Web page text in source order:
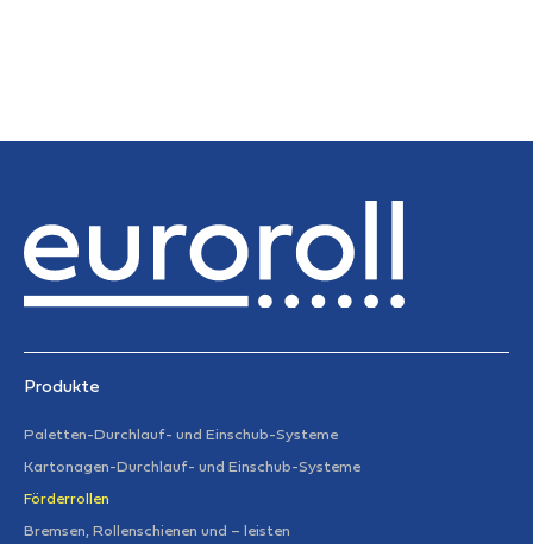
Produkte
Paletten-Durchlauf- und Einschub-Systeme
Kartonagen-Durchlauf- und Einschub-Systeme
Förderrollen
Bremsen, Rollenschienen und – leisten